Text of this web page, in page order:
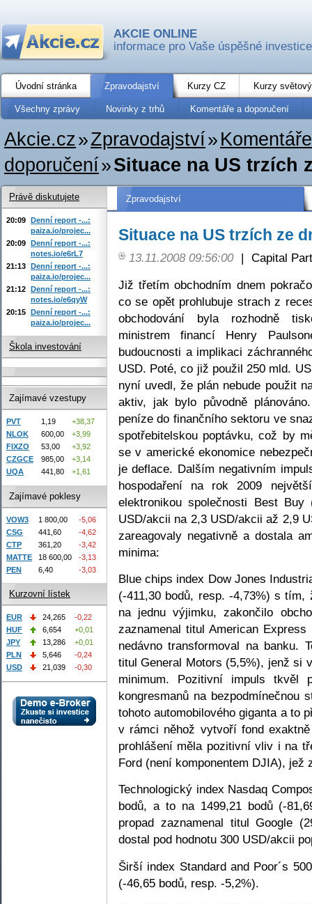
AKCIE ONLINE
informace pro Vaše úspěšné investice
Úvodní stránka Zpravodajství Kurzy CZ Kurzy
Všechny zprávy Novinky z trhů Komentáře a doporučení
Akcie.cz»Zpravodajství»
doporučení»Situace na US trzích
Zpravodajství
Situace na US trzích ze
13.11.2008 09:56:00 | Capital
Již třetím obchodním dnem
co se opět prohlubuje strach z
obchodování byla rozhodně
ministrem financí Henry
budoucnosti a implikaci
USD. Poté, co již použil 250 mld.
nyní uvedl, že plán nebude použit
aktiv, jak bylo původně
peníze do finančního sektoru ve
spotřebitelskou poptávku, což by
se v americké ekonomice
je deflace. Dalším negativním
hospodaření na rok 2009
elektronikou společnosti Best
USD/akcii na 2,3 USD/akcii až 2,9
zareagovaly negativně a dostala
minima:
Blue chips index Dow Jones
(-411,30 bodů, resp. -4,73%) s
na jednu výjimku, zakončilo
zaznamenal titul American
nedávno transformoval na banku.
titul General Motors (5,5%), jenž si
minimum. Pozitivní impuls tkvěl
kongresmanů na bezpodmínečnou
tohoto automobilového giganta a to
v rámci něhož vytvoří fond
prohlášení měla pozitivní vliv i na
Ford (není komponentem DJIA), jež
Technologický index Nasdaq
bodů, a to na 1499,21 bodů (-
propad zaznamenal titul Google
dostal pod hodnotu 300 USD/akcii
Širší index Standard and Poor´s
(-46,65 bodů, resp. -5,2%).
Právě diskutujete
20:09 Denní report -...:
paiza.io/projec...
20:09 Denní report -...:
notes.io/e6rL7
21:13 Denní report -...:
paiza.io/projec...
21:12 Denní report -...:
notes.io/e6qyW
20:15 Denní report -...:
paiza.io/projec...
Škola investování
Zajímavé vzestupy
PVT 1,19
+38,37
NLOK
600,00
+3,99
FIXZO
53,00
+3,92
CZGCE
985,00
+3,14
UQA
441,80 +1,61
Zajímavé poklesy
VOW3 1 800,00
-5,06
CSG
441,60
-4,62
CTP
361,20
-3,42
MATTE
18 600,00
-3,13
PEN
6,40 -3,03
Kurzovní lístek
EUR 24,265
-0,22
HUF
6,654
+0,01
JPY
13,286
+0,01
PLN
5,646
-0,24
USD
21,039 -0,30